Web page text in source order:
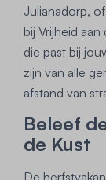
Julianadorp,
bij Vrijheid
die past bij
zijn van alle
afstand van
Beleef
de Kust